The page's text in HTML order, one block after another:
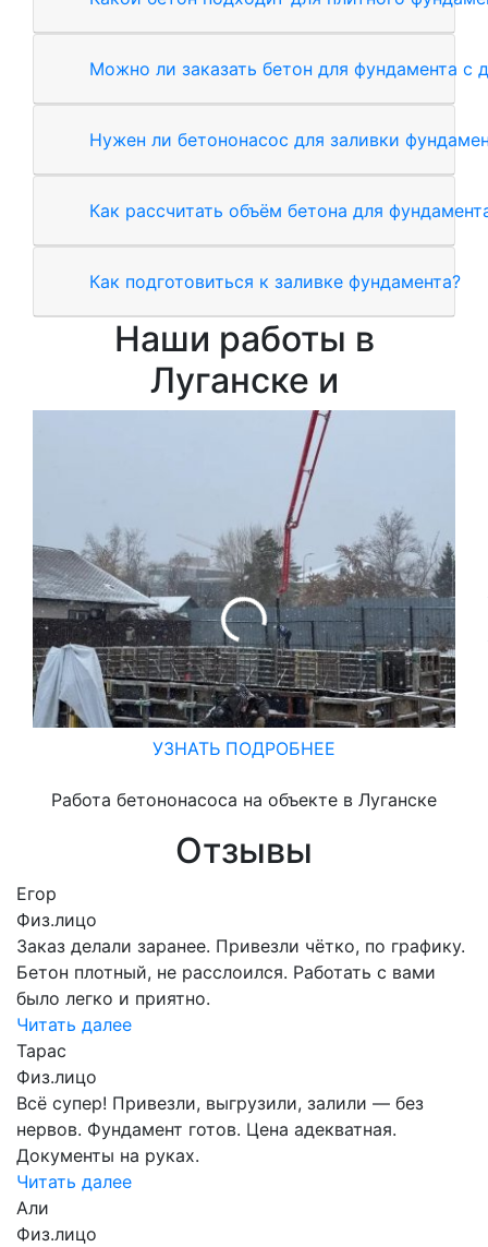
Можно ли заказать бетон для фундамента с
Нужен ли бетононасос для заливки
Как рассчитать объём бетона для
Как подготовиться к заливке фундамента?
Наши работы в
Луганске и
УЗНАТЬ ПОДРОБНЕЕ
Работа бетононасоса на объекте в Луганске
Отзывы
Егор
Физ.лицо
Заказ делали заранее. Привезли чётко, по графику.
Бетон плотный, не расслоился. Работать с вами
было легко и приятно.
Читать далее
Тарас
Физ.лицо
Всё супер! Привезли, выгрузили, залили — без
нервов. Фундамент готов. Цена адекватная.
Документы на руках.
Читать далее
Али
Физ.лицо